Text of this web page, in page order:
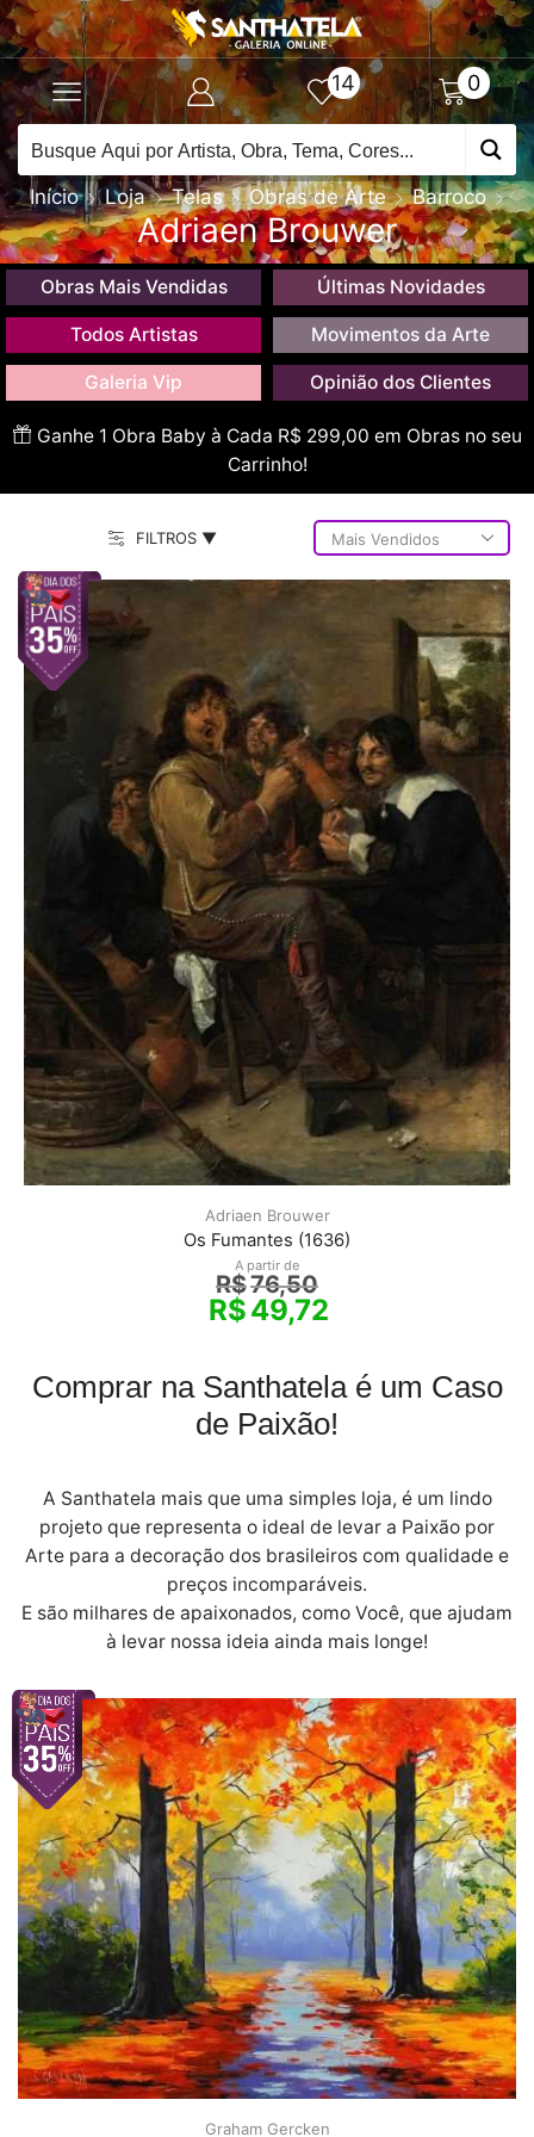
14 0
Início Loja Telas Obras de Arte Barroco
Adriaen Brouwer
Obras Mais Vendidas Últimas Novidades
Todos Artistas Movimentos da Arte
Galeria Vip Opinião dos Clientes
Ganhe 1 Obra Baby à Cada R$ 299,00 em Obras no seu
Carrinho!
FILTROS ▼
Adriaen Brouwer
Os Fumantes (1636)
A partir de
R$76,50
R$49,72
Comprar na Santhatela é um Caso
de Paixão!
A Santhatela mais que uma simples loja, é um lindo
projeto que representa o ideal de levar a Paixão por
Arte para a decoração dos brasileiros com qualidade e
preços incomparáveis.
E são milhares de apaixonados, como Você, que ajudam
à levar nossa ideia ainda mais longe!
Graham Gercken